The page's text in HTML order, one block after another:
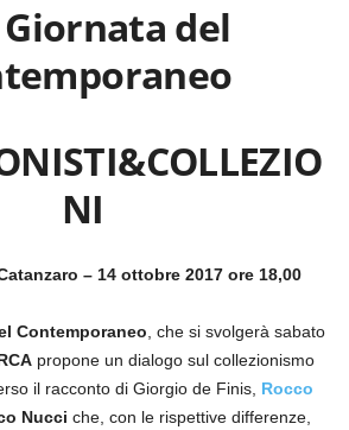
del
NI
– 14 ottobre 2017 ore 18,00
Contemporaneo , che si svolgerà sabato
propone un dialogo sul collezionismo
il racconto di Giorgio de Finis, Rocco
Nucci che, con le rispettive differenze,